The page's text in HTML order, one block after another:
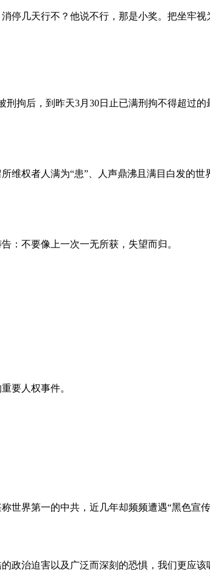
停几天行不？他说不行，那是小奖。把坐牢
刑拘后，到昨天3月30日止已满刑拘不得超过
维权者人满为“患”、人声鼎沸且满目白发的
：不要像上一次一无所获，失望而归。
要人权事件。
世界第一的中共，近几年却频频遭遇“黑色宣
政治迫害以及广泛而深刻的恐惧，我们更应